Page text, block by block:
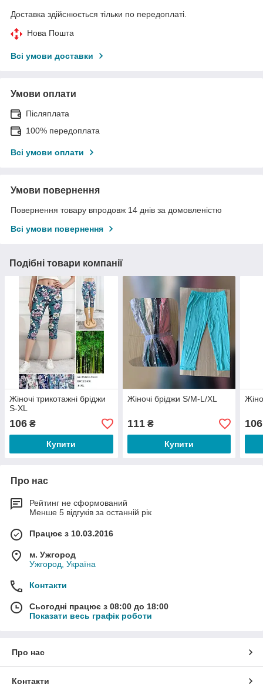
Доставка здійснюється тільки по передоплаті.
Нова Пошта
Всі умови доставки
Умови оплати
Післяплата
100% передоплата
Всі умови оплати
Умови повернення
Повернення товару впродовж 14 днів за домовленістю
Всі умови повернення
Подібні товари компанії
Жіночі трикотажні бріджи
S-XL
106 ₴
Купити
Жіночі бріджи S/M-L/XL
111₴
Купити
106
Про нас
Рейтинг не сформований
Менше 5 відгуків за останній рік
Працює з 10.03.2016
м. Ужгород
Ужгород, Україна
Контакти
Сьогодні працює з 08:00 до 18:00
Показати весь графік роботи
Про нас
Контакти